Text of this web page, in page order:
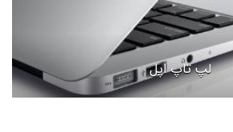
لپ تاپ اپل